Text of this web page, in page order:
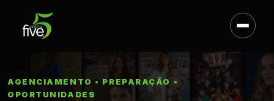
AGENCIAMENTO • PREPARAÇÃO •
OPORTUNIDADES